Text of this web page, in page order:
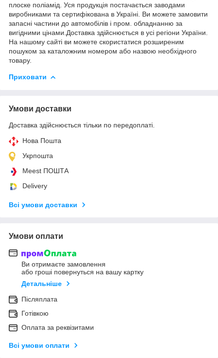
плоске поліамід. Уся продукція постачається заводами
виробниками та сертифікована в Україні. Ви можете замовити
запасні частини до автомобілів і пром. обладнанню за
вигідними цінами.Доставка здійснюється в усі регіони України.
На нашому сайті ви можете скористатися розширеним
пошуком за каталожним номером або назвою необхідного
товару.
Приховати
Умови доставки
Доставка здійснюється тільки по передоплаті.
Нова Пошта
Укрпошта
Meest ПОШТА
Delivery
Всі умови доставки
Умови оплати
Ви отримаєте замовлення
або гроші повернуться на вашу картку
Детальніше
Післяплата
Готівкою
Оплата за реквізитами
Всі умови оплати